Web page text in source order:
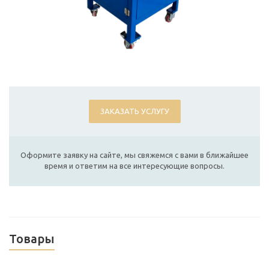
ЗАКАЗАТЬ УСЛУГУ
Оформите заявку на сайте, мы свяжемся с вами в ближайшее
время и ответим на все интересующие вопросы.
Товары